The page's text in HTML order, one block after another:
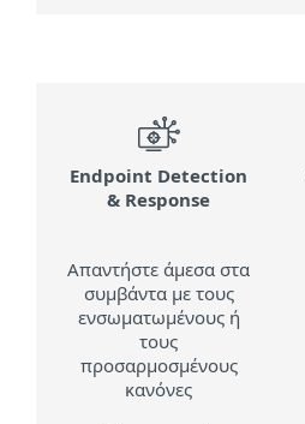
Endpoint Detection
& Response
Απαντήστε άμεσα στα
συμβάντα με τους
ενσωματωμένους ή
τους
προσαρμοσμένους
κανόνες